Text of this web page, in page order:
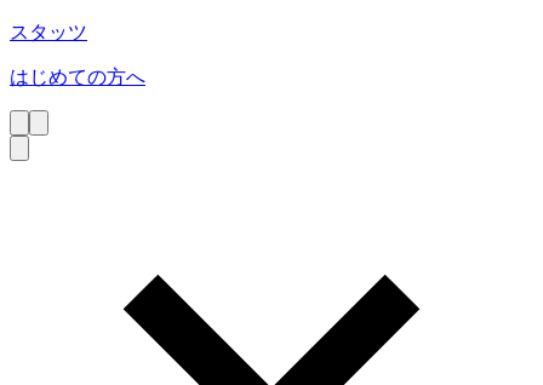
スタッツ
はじめての方へ